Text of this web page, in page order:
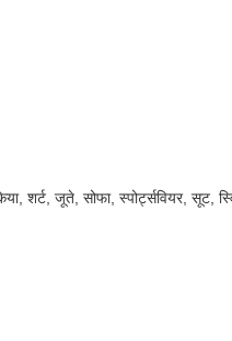
शर्ट, जूते, सोफा, स्पोर्ट्सवियर, सूट,